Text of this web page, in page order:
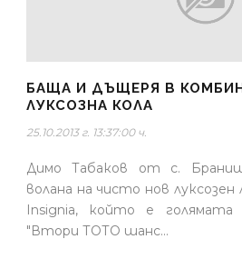
БАЩА И ДЪЩЕРЯ В
ЛУКСОЗНА КОЛА
25.10.2013 г. 13:37:00 ч.
Димо Табаков от с.
волана на чисто нов
Insignia, който е
"Втори ТОТО шанс...